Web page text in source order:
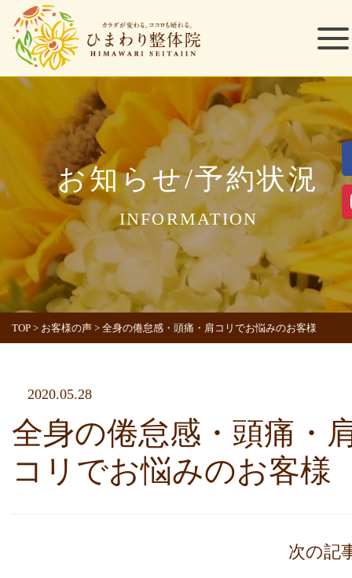
お知らせ/予約状況
INFORMATION
TOP > お客様の声 > 全身の倦怠感・頭痛・肩コリでお悩みのお客様
2020.05.28
全身の倦怠感・頭痛・
コリでお悩みのお客様
次の記